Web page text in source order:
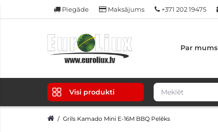
Piegāde Maksājums +371 202 19475
Par mums
Visi produkti
Grils Kamado Mini E-16M BBQ Pelēks